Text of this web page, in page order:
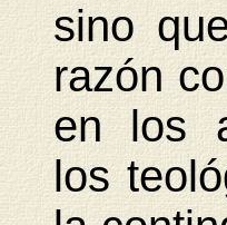
sino
razón
en los
los